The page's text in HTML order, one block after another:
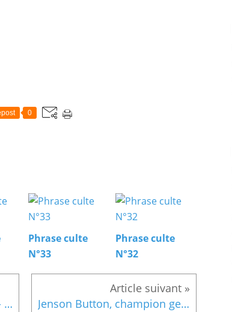
0
Phrase culte
N°33
Phrase culte
N°32
Michael Jackson's This Is It - Bande Annonce Jenson Button, champion gestionnaire